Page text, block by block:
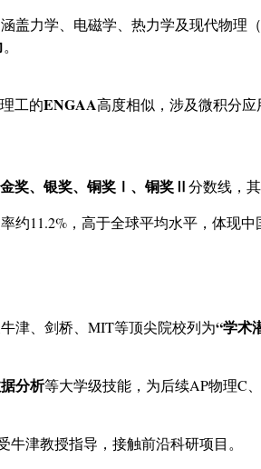
盖力学、电磁学、热力学及现代物理
。
理工的ENGAA高度相似，涉及微积分应
金奖、银奖、铜奖Ⅰ、铜奖Ⅱ分数线，
约11.2%，高于全球平均水平，体现中
津、剑桥、MIT等顶尖院校列为“学术
分析等大学级技能，为后续AP物理C
牛津教授指导，接触前沿科研项目。